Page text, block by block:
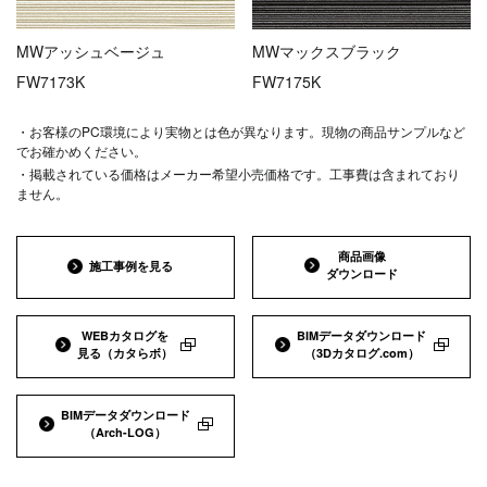
MWアッシュベージュ
FW7173K
MWマックスブラック
FW7175K
・お客様のPC環境により実物とは色が異なります。現物の商品サンプルなど
でお確かめください。
・掲載されている価格はメーカー希望小売価格です。工事費は含まれており
ません。
施工事例を見る
商品画像
ダウンロード
WEBカタログを
見る （カタらボ）
BIMデータダウンロード
（3Dカタログ.com）
BIMデータダウンロード
（Arch-LOG）